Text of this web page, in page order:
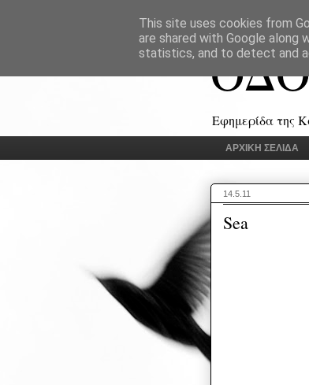
Εφημερίδα της
ΑΡΧΙΚΗ ΣΕΛΙΔΑ
14.5.11
Sea
This site uses cookies from
are shared with Google along
statistics, and to detect and